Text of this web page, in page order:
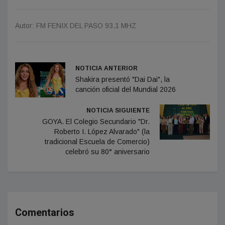
Autor: FM FENIX DEL PASO 93.1 MHZ
NOTICIA ANTERIOR
Shakira presentó "Dai Dai", la
canción oficial del Mundial 2026
NOTICIA SIGUIENTE
GOYA. El Colegio Secundario "Dr.
Roberto I. López Alvarado" (la
tradicional Escuela de Comercio)
celebró su 80° aniversario
Comentarios